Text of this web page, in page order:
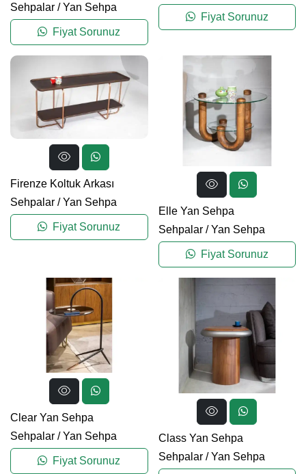
Sehpalar /Yan Sehpa
Fiyat Sorunuz
Fiyat Sorunuz
Firenze Koltuk Arkası
Sehpalar / Yan Sehpa
Fiyat Sorunuz
Elle Yan Sehpa
Sehpalar/Yan Sehpa
Fiyat Sorunuz
Clear Yan Sehpa
Sehpalar /Yan Sehpa
Fiyat Sorunuz
Class Yan Sehpa
Sehpalar/Yan Sehpa